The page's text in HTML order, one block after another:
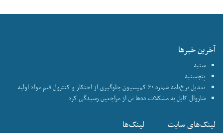
آخرین خبرها
شنبه
پنجشنبه
تعدیل نرخ‌نامه شماره ۶۰ کمیسیون جلوگیری از احتکار و کنترول قیم مواد اولیه
شاروال کابل به مشکلات ده‌ها تن از مراجعین رسیدگی کرد
لینک‌های سایت لینک‌ها